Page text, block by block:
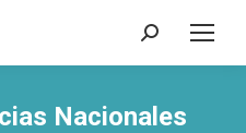
Buscar:
Nacionales